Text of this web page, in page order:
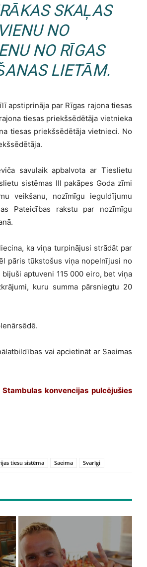
SKAĻAS
NO
NO RĪGAS
LIETĀM.
apstiprināja par Rīgas rajona tiesas
tiesas priekšsēdētāja vietnieka
tiesas priekšsēdētāja vietnieci. No
savulaik apbalvota ar Tieslietu
sistēmas III pakāpes Goda zīmi
veikšanu, nozīmīgu ieguldījumu
Pateicības rakstu par nozīmīgu
ka viņa turpinājusi strādāt par
pāris tūkstošus viņa nopelnījusi no
aptuveni 115 000 eiro, bet viņa
kuru summa pārsniegtu 20
vai apcietināt ar Saeimas
konvencijas pulcējušies
tiesu sistēma Saeima Svarīgi